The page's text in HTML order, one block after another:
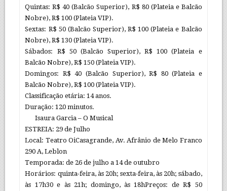
Quintas: R$ 40 (Balcão Superior), R$ 80 (Plateia e Balcão
Nobre), R$ 100 (Plateia VIP).
Sextas: R$ 50 (Balcão Superior), R$ 100 (Plateia e Balcão
Nobre), R$ 130 (Plateia VIP).
Sábados: R$ 50 (Balcão Superior), R$ 100 (Plateia e
Balcão Nobre), R$ 150 (Plateia VIP).
Domingos: R$ 40 (Balcão Superior), R$ 80 (Plateia e
Balcão Nobre), R$ 100 (Plateia VIP).
Classificação etária: 14 anos.
Duração: 120 minutos.
Isaura Garcia – O Musical
ESTREIA: 29 de Julho
Local: Teatro OiCasagrande, Av. Afrânio de Melo Franco
290 A, Leblon
Temporada: de 26 de julho a 14 de outubro
Horários: quinta-feira, às 20h; sexta-feira, às 20h; sábado,
às 17h30 e às 21h; domingo, às 18hPreços: de R$ 50